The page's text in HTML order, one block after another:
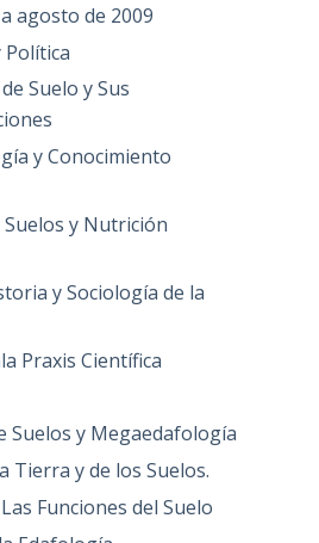
agosto de 2009
Política
Suelo y Sus
y Conocimiento
Suelos y Nutrición
y Sociología de la
Praxis Científica
Suelos y Megaedafología
Tierra y de los Suelos.
Funciones del Suelo